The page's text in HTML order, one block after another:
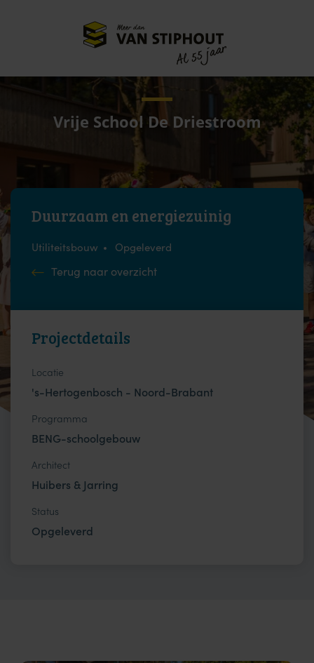
Meer dan
Al 55 jaar
Vrije School De Driestroom
Duurzaam en energiezuinig
Utiliteitsbouw Opgeleverd
Terug naar overzicht
Projectdetails
Locatie
's-Hertogenbosch - Noord-Brabant
Programma
BENG-schoolgebouw
Architect
Huibers & Jarring
Status
Opgeleverd